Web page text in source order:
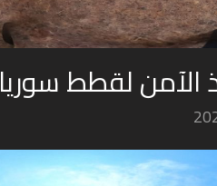
الآمن لقطط سوريا